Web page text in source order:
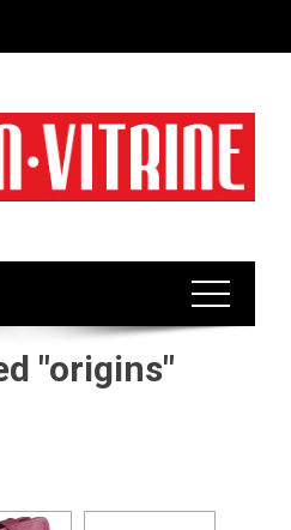
"origins"